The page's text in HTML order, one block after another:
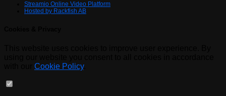
Streamio Online Video Platform
Hosted by Rackfish AB
Cookie Policy.